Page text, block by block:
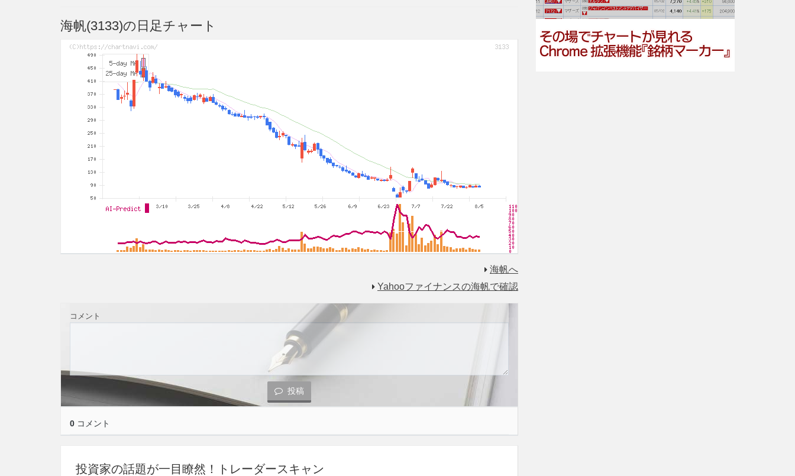
海帆(3133)の日足チャート
海帆へ
Yahooファイナンスの海帆で確認
コメント
投稿
0 コメント
投資家の話題が一目瞭然！トレーダースキャン